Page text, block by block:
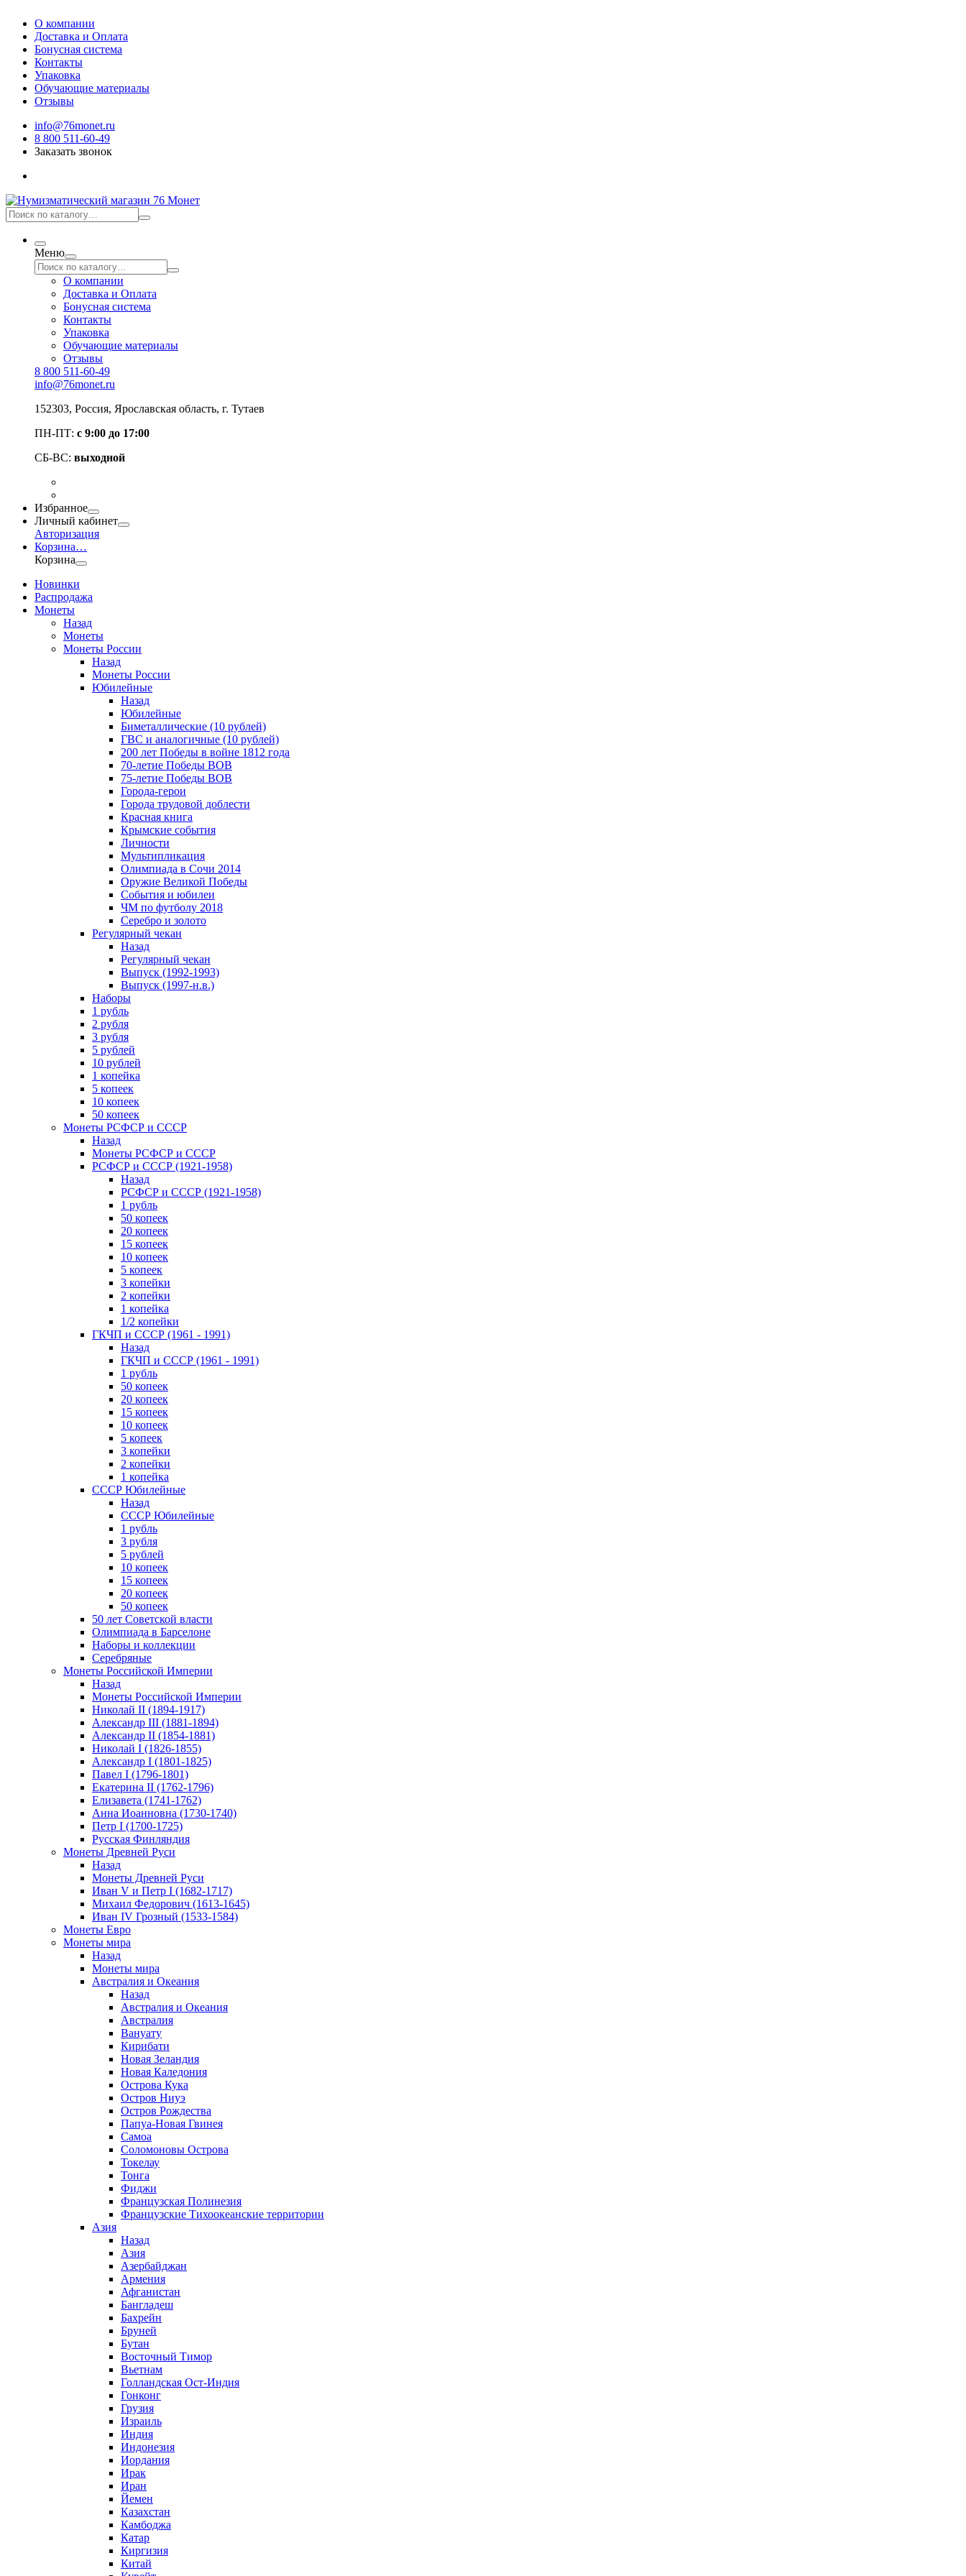
О компании
Доставка и Оплата
Бонусная система
Контакты
Упаковка
Обучающие материалы
Отзывы
info@76monet.ru
8 800 511-60-49
Заказать звонок
Меню
О компании
Доставка и Оплата
Бонусная система
Контакты
Упаковка
Обучающие материалы
Отзывы
8 800 511-60-49
info@76monet.ru
152303, Россия, Ярославская область, г. Тутаев
ПН-ПТ: с 9:00 до 17:00
СБ-ВС: выходной
Избранное
Личный кабинет
Авторизация
Корзина…
Корзина
Новинки
Распродажа
Монеты
Назад
Монеты
Монеты России
Назад
Монеты России
Юбилейные
Назад
Юбилейные
Биметаллические (10 рублей)
ГВС и аналогичные (10 рублей)
200 лет Победы в войне 1812 года
70-летие Победы ВОВ
75-летие Победы ВОВ
Города-герои
Города трудовой доблести
Красная книга
Крымские события
Личности
Мультипликация
Олимпиада в Сочи 2014
Оружие Великой Победы
События и юбилеи
ЧМ по футболу 2018
Серебро и золото
Регулярный чекан
Назад
Регулярный чекан
Выпуск (1992-1993)
Выпуск (1997-н.в.)
Наборы
1 рубль
2 рубля
3 рубля
5 рублей
10 рублей
1 копейка
5 копеек
10 копеек
50 копеек
Монеты РСФСР и СССР
Назад
Монеты РСФСР и СССР
РСФСР и СССР (1921-1958)
Назад
РСФСР и СССР (1921-1958)
1 рубль
50 копеек
20 копеек
15 копеек
10 копеек
5 копеек
3 копейки
2 копейки
1 копейка
1/2 копейки
ГКЧП и СССР (1961 - 1991)
Назад
ГКЧП и СССР (1961 - 1991)
1 рубль
50 копеек
20 копеек
15 копеек
10 копеек
5 копеек
3 копейки
2 копейки
1 копейка
СССР Юбилейные
Назад
СССР Юбилейные
1 рубль
3 рубля
5 рублей
10 копеек
15 копеек
20 копеек
50 копеек
50 лет Советской власти
Олимпиада в Барселоне
Наборы и коллекции
Серебряные
Монеты Российской Империи
Назад
Монеты Российской Империи
Николай II (1894-1917)
Александр III (1881-1894)
Александр II (1854-1881)
Николай I (1826-1855)
Александр I (1801-1825)
Павел I (1796-1801)
Екатерина II (1762-1796)
Елизавета (1741-1762)
Анна Иоанновна (1730-1740)
Петр I (1700-1725)
Русская Финляндия
Монеты Древней Руси
Назад
Монеты Древней Руси
Иван V и Петр I (1682-1717)
Михаил Федорович (1613-1645)
Иван IV Грозный (1533-1584)
Монеты Евро
Монеты мира
Назад
Монеты мира
Австралия и Океания
Назад
Австралия и Океания
Австралия
Вануату
Кирибати
Новая Зеландия
Новая Каледония
Острова Кука
Остров Ниуэ
Остров Рождества
Папуа-Новая Гвинея
Самоа
Соломоновы Острова
Токелау
Тонга
Фиджи
Французская Полинезия
Французские Тихоокеанские территории
Азия
Назад
Азия
Азербайджан
Армения
Афганистан
Бангладеш
Бахрейн
Бруней
Бутан
Восточный Тимор
Вьетнам
Голландская Ост-Индия
Гонконг
Грузия
Израиль
Индия
Индонезия
Иордания
Ирак
Иран
Йемен
Казахстан
Камбоджа
Катар
Киргизия
Китай